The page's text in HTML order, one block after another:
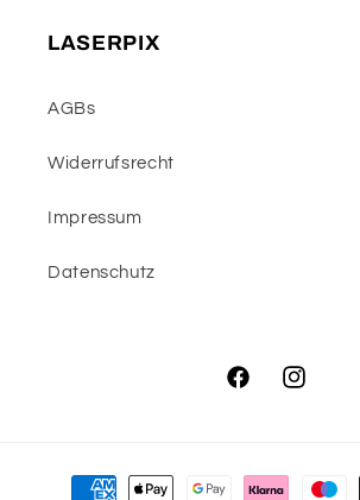
LASERPIX
AGBs
Widerrufsrecht
Impressum
Datenschutz
FacebookInstagram
Zahlungsmethoden